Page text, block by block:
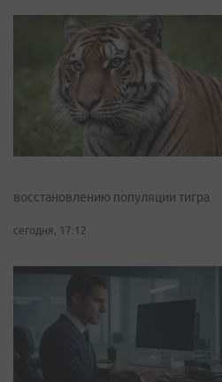
восстановлению популяции тигра
сегодня, 17:12